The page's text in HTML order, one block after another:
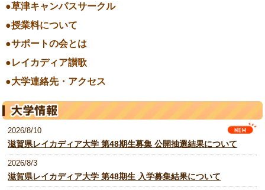
草津キャンパスサークル
授業料について
サポートの会とは
レイカディア讃歌
大学連絡先・アクセス
2026/8/10
滋賀県レイカディア大学 第48期生募集 公開抽選結果について
2026/8/3
滋賀県レイカディア大学 第48期生 入学募集結果について